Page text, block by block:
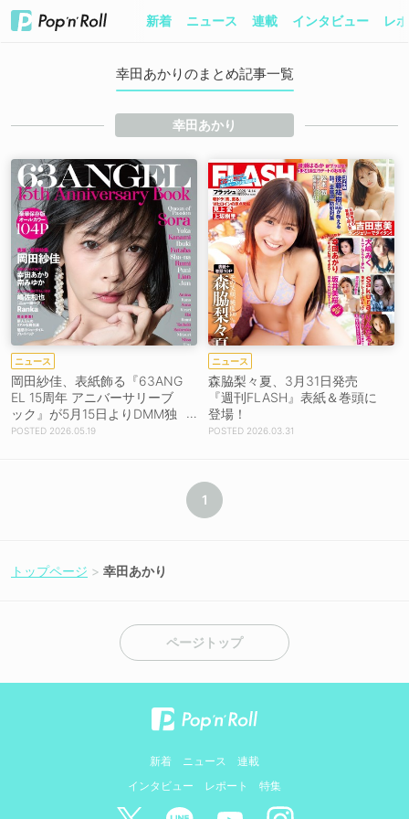
新着 ニュース 連載 インタビュー レ
幸田あかりのまとめ記事一覧
幸田あかり
ニュース
岡田紗佳、表紙飾る『63ANG
EL 15周年 アニバーサリーブ
ック』が5月15日よりDMM独
占配信！2026.05.19
ニュース
森脇梨々夏、3月31日発売
『週刊FLASH』表紙＆巻頭に
登場！
2026.03.31
1
トップページ 幸田あかり
ページトップ
新着 ニュース
連載
インタビュー
レポート 特集